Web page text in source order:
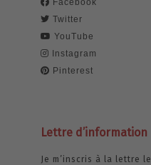
Facebook
Twitter
YouTube
Instagram
Pinterest
Lettre d’information
Je m’inscris à la lettre